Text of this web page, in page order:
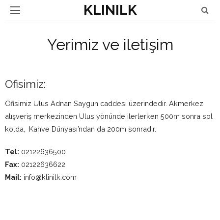
KLINILK
Yerimiz ve iletişim
Ofisimiz:
Ofisimiz Ulus Adnan Saygun caddesi üzerindedir. Akmerkez
alışveriş merkezinden Ulus yönünde ilerlerken 500m sonra sol
kolda, Kahve Dünyası’ndan da 200m sonradır.
Tel: 02122636500
Fax: 02122636622
Mail: info@klinilk.com